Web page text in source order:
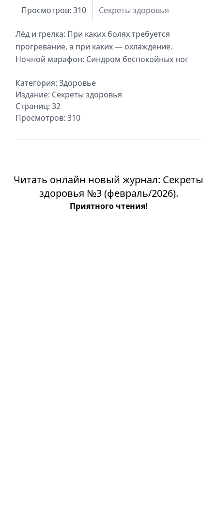
Просмотров: 310 Секреты здоровья
Лёд и грелка: При каких болях требуется
прогревание, а при каких — охлаждение.
Ночной марафон: Синдром беспокойных ног
Категория: Здоровье
Издание: Секреты здоровья
Страниц: 32
Просмотров: 310
Читать онлайн новый журнал: Секреты
здоровья №3 (февраль/2026).
Приятного чтения!